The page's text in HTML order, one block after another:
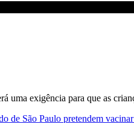
uma exigência para que as
de São Paulo pretendem